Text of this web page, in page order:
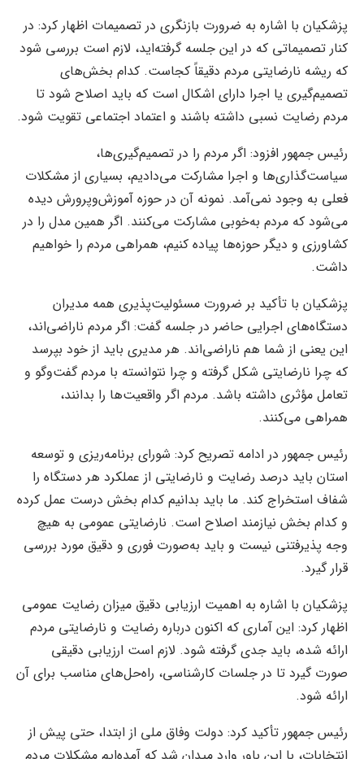
پزشکیان با اشاره به ضرورت بازنگری در تصمیمات اظهار کرد: در
کنار تصمیماتی که در این جلسه گرفته‌اید، لازم است بررسی شود
که ریشه نارضایتی مردم دقیقاً کجاست. کدام بخش‌های
تصمیم‌گیری یا اجرا دارای اشکال است که باید اصلاح شود تا
مردم رضایت نسبی داشته باشند و اعتماد اجتماعی تقویت شود.
رئیس جمهور افزود: اگر مردم را در تصمیم‌گیری‌ها،
سیاست‌گذاری‌ها و اجرا مشارکت می‌دادیم، بسیاری از مشکلات
فعلی به وجود نمی‌آمد. نمونه آن در حوزه آموزش‌وپرورش دیده
می‌شود که مردم به‌خوبی مشارکت می‌کنند. اگر همین مدل را در
کشاورزی و دیگر حوزه‌ها پیاده کنیم، همراهی مردم را خواهیم
داشت.
پزشکیان با تأکید بر ضرورت مسئولیت‌پذیری همه مدیران
دستگاه‌های اجرایی حاضر در جلسه گفت: اگر مردم ناراضی‌اند،
این یعنی از شما هم ناراضی‌اند. هر مدیری باید از خود بپرسد
که چرا نارضایتی شکل گرفته و چرا نتوانسته با مردم گفت‌وگو و
تعامل مؤثری داشته باشد. مردم اگر واقعیت‌ها را بدانند،
همراهی می‌کنند.
رئیس جمهور در ادامه تصریح کرد: شورای برنامه‌ریزی و توسعه
استان باید درصد رضایت و نارضایتی از عملکرد هر دستگاه را
شفاف استخراج کند. ما باید بدانیم کدام بخش درست عمل کرده
و کدام بخش نیازمند اصلاح است. نارضایتی عمومی به هیچ
وجه پذیرفتنی نیست و باید به‌صورت فوری و دقیق مورد بررسی
قرار گیرد.
پزشکیان با اشاره به اهمیت ارزیابی دقیق میزان رضایت عمومی
اظهار کرد: این آماری که اکنون درباره رضایت و نارضایتی مردم
ارائه شده، باید جدی گرفته شود. لازم است ارزیابی دقیقی
صورت گیرد تا در جلسات کارشناسی، راه‌حل‌های مناسب برای آن
ارائه شود.
رئیس جمهور تأکید کرد: دولت وفاق ملی از ابتدا، حتی پیش از